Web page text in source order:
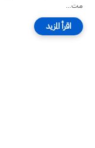
مت...